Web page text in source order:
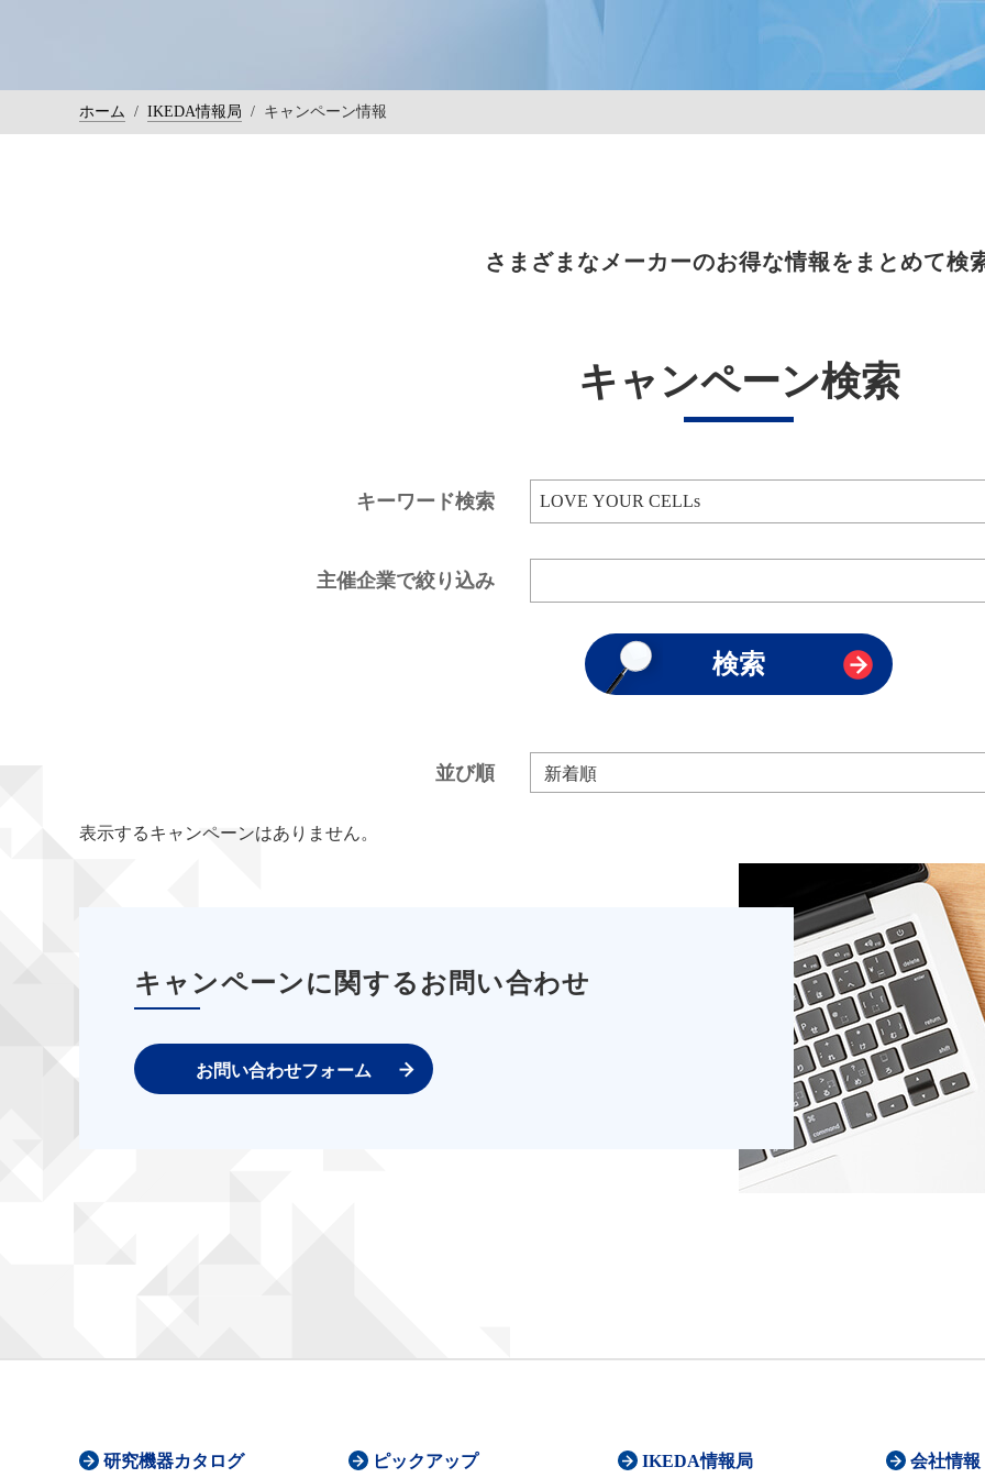
ホーム / IKEDA情報局 / キャンペーン情報
さまざまなメーカーのお得な情報をまとめて検
キャンペーン検索
キーワード検索
主催企業で絞り込み
並び順
表示するキャンペーンはありません。
キャンペーンに関するお問い合わせ
お問い合わせフォーム
研究機器カタログ ピックアップ IKEDA情報局 会社情報